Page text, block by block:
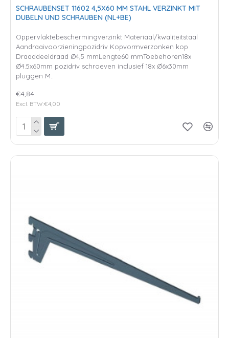
SCHRAUBENSET 11602 4,5X60 MM STAHL VERZINKT MIT
DUBELN UND SCHRAUBEN (NL+BE)
Oppervlaktebeschermingverzinkt Materiaal/kwaliteitstaal
Aandraaivoorzieningpozidriv Kopvormverzonken kop
Draaddeeldraad Ø4,5 mmLengte60 mmToebehoren18x
Ø4.5x60mm pozidriv schroeven inclusief 18x Ø6x30mm
pluggen M..
€4,84
Excl. BTW:€4,00